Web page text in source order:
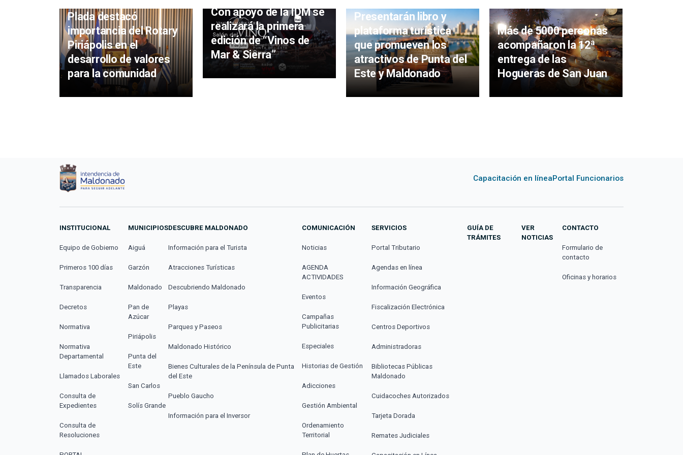
Plada destacó
importancia del Rotary
Piriápolis en el
desarrollo de valores
para la comunidad
Con apoyo de la IDM se
realizará la primera
edición de “Vinos de
Mar & Sierra”
Presentarán libro y
plataforma turística
que promueven los
atractivos de Punta del
Este y Maldonado
Más de 5000 personas
acompañaron la 12ª
entrega de las
Hogueras de San Juan
Capacitación en líneaPortal Funcionarios
INSTITUCIONAL
Equipo de Gobierno
Primeros 100 días
Transparencia
Decretos
Normativa
Normativa
Departamental
Llamados Laborales
Consulta de
Expedientes
Consulta de
Resoluciones
MUNICIPIOS
Aiguá
Garzón
Maldonado
Pan de
Azúcar
Piriápolis
Punta del
Este
San Carlos
Solís Grande
DESCUBRE MALDONADO
Información para el Turista
Atracciones Turísticas
Descubriendo Maldonado
Playas
Parques y Paseos
Maldonado Histórico
Bienes Culturales de la Península de Punta
del Este
Pueblo Gaucho
Información para el Inversor
COMUNICACIÓN
Noticias
AGENDA
ACTIVIDADES
Eventos
Campañas
Publicitarias
Especiales
Historias de Gestión
Adicciones
Gestión Ambiental
Ordenamiento
Territorial
SERVICIOS
Portal Tributario
Agendas en línea
Información Geográfica
Fiscalización Electrónica
Centros Deportivos
Administradoras
Bibliotecas Públicas
Maldonado
Cuidacoches Autorizados
Tarjeta Dorada
Remates Judiciales
GUÍA DE
TRÁMITES
VER
NOTICIAS
CONTACTO
Formulario de
contacto
Oficinas y horarios